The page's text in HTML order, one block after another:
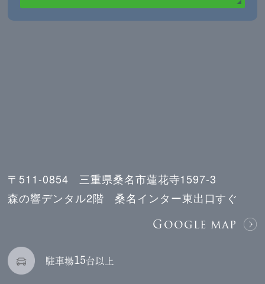
〒511-0854 三重県桑名市蓮花寺1597-3
森の響デンタル2階 桑名インター東出口すぐ
Google map
駐車場15台以上